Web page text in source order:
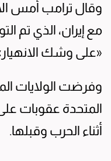
وقال ترامب ‌أمس
مع إيران، الذي تم
«على وشك
وفرضت الولايات
المتحدة عقوبات
أثناء الحرب وقبلها.